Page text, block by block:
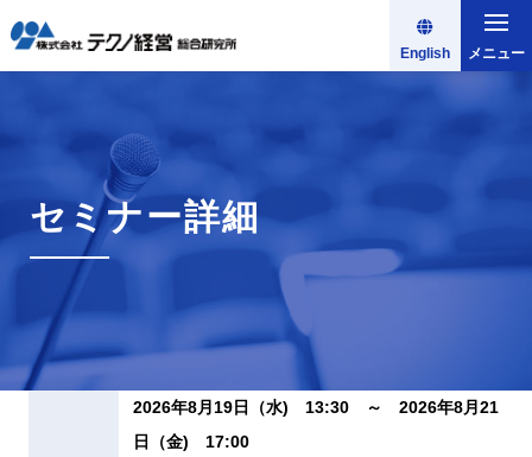
English メニュー
セミナー詳細
2026年8月19日（水) 13:30 ～ 2026年8月21
日（金) 17:00